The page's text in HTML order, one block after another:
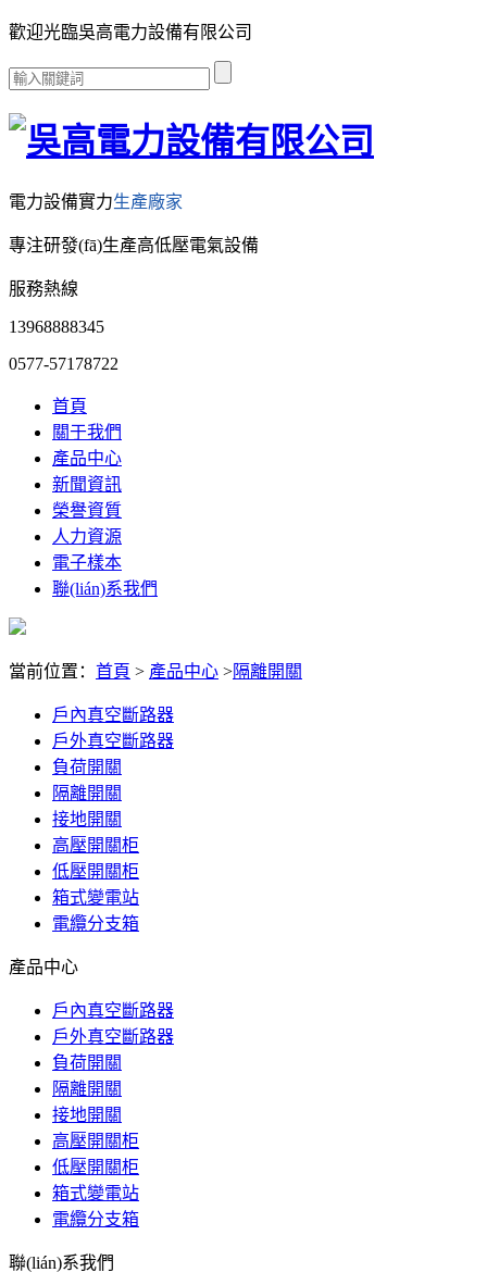
歡迎光臨吳高電力設備有限公司
電力設備實力生產廠家
專注研發(fā)生產高低壓電氣設備
服務熱線
13968888345
0577-57178722
首頁
關于我們
產品中心
新聞資訊
榮譽資質
人力資源
電子樣本
聯(lián)系我們
當前位置： 首頁 > 產品中心 >隔離開關
戶內真空斷路器
戶外真空斷路器
負荷開關
隔離開關
接地開關
高壓開關柜
低壓開關柜
箱式變電站
電纜分支箱
產品中心
戶內真空斷路器
戶外真空斷路器
負荷開關
隔離開關
接地開關
高壓開關柜
低壓開關柜
箱式變電站
電纜分支箱
聯(lián)系我們